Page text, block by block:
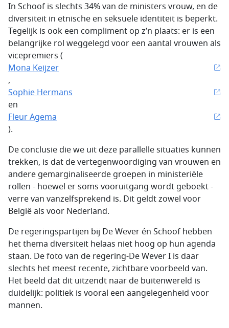
In Schoof is slechts 34% van de ministers vrouw, en de
diversiteit in etnische en seksuele identiteit is beperkt.
Tegelijk is ook een compliment op z’n plaats: er is een
belangrijke rol weggelegd voor een aantal vrouwen als
vicepremiers (
Mona Keijzer
,
Sophie Hermans
en
Fleur Agema
).
De conclusie die we uit deze parallelle situaties kunnen
trekken, is dat de vertegenwoordiging van vrouwen en
andere gemarginaliseerde groepen in ministeriële
rollen - hoewel er soms vooruitgang wordt geboekt -
verre van vanzelfsprekend is. Dit geldt zowel voor
België als voor Nederland.
De regeringspartijen bij De Wever én Schoof hebben
het thema diversiteit helaas niet hoog op hun agenda
staan. De foto van de regering-De Wever I is daar
slechts het meest recente, zichtbare voorbeeld van.
Het beeld dat dit uitzendt naar de buitenwereld is
duidelijk: politiek is vooral een aangelegenheid voor
mannen.